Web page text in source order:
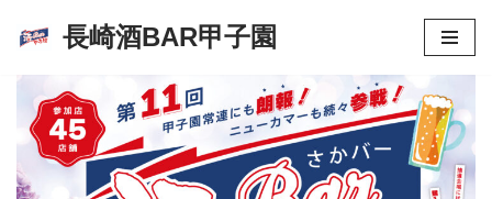
テ
ツ
長崎酒BAR甲子園